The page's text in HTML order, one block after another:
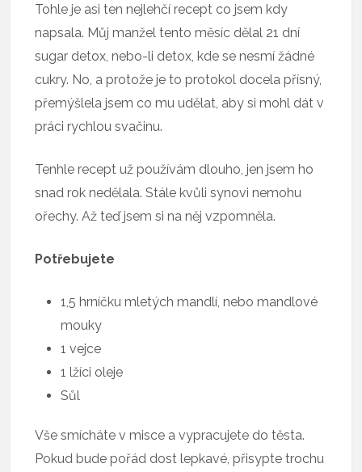
Tohle je asi ten nejlehčí recept co jsem kdy
napsala. Můj manžel tento měsíc dělal 21 dní
sugar detox, nebo-li detox, kde se nesmí žádné
cukry. No, a protože je to protokol docela přísný,
přemýšlela jsem co mu udělat, aby si mohl dát v
práci rychlou svačinu.
Tenhle recept už používám dlouho, jen jsem ho
snad rok nedělala. Stále kvůli synovi nemohu
ořechy. Až teď jsem si na něj vzpomněla.
Potřebujete
1,5 hrníčku mletých mandlí, nebo mandlové
mouky
1 vejce
1 lžíci oleje
Sůl
Vše smícháte v misce a vypracujete do těsta.
Pokud bude pořád dost lepkavé, přisypte trochu